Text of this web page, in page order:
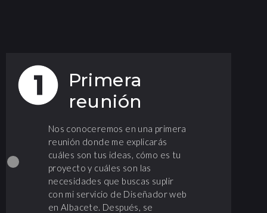
Primera
reunión
Nos conoceremos en una primera
reunión donde me explicarás
cuáles son tus ideas, cómo es tu
proyecto y cuáles son las
necesidades que buscas suplir
con mi servicio de Diseñador web
en Albacete. Después, se